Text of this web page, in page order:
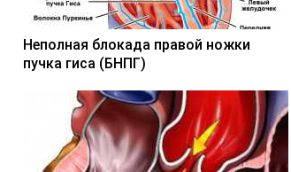
Неполная блокада правой ножки
пучка гиса (БНПГ)